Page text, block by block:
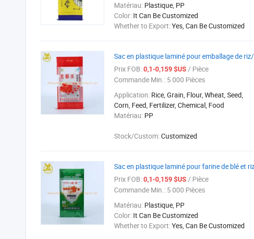
Matériau: Plastique, PP
Color: It Can Be Customized
Whether to Export:Yes, Can Be Customized
Sac en plastique laminé pour emballage de
Prix FOB:0,1-0,159 $US / Pièce
Commande Min.: 5 000 Pièces
Application: Rice, Grain, Flour, Wheat, Seed,
Corn, Feed, Fertilizer, Chemical, Food
Matériau: PP
Stock/Custom:Customized
Sac en plastique laminé pour farine de blé et
Prix FOB:0,1-0,159 $US / Pièce
Commande Min.: 5 000 Pièces
Matériau: Plastique, PP
Color: It Can Be Customized
Whether to Export:Yes, Can Be Customized